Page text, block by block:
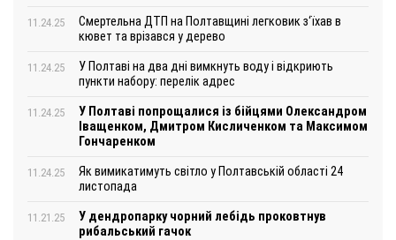
11.24.25
Смертельна ДТП на Полтавщині легковик з‘їхав в
кювет та врізався у дерево
11.24.25
У Полтаві на два дні вимкнуть воду і відкриють
пункти набору: перелік адрес
11.24.25
У Полтаві попрощалися із бійцями Олександром
Іващенком, Дмитром Кисличенком та Максимом
Гончаренком
11.24.25
Як вимикатимуть світло у Полтавській області 24
листопада
11.21.25
У дендропарку чорний лебідь проковтнув
рибальський гачок